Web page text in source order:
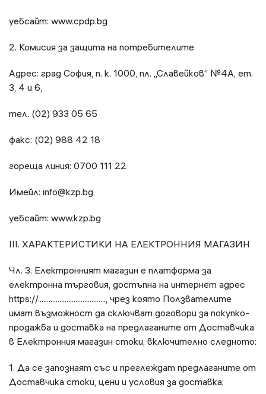
уебсайт: www.cpdp.bg
2. Комисия за защита на потребителите
Адрес: град София, п. к. 1000, пл. „Славейков“ №4А, ет.
3, 4 и 6,
тел. (02) 933 05 65
факс: (02) 988 42 18
гореща линия: 0700 111 22
Имейл: info@kzp.bg
уебсайт: www.kzp.bg
III. ХАРАКТЕРИСТИКИ НА ЕЛЕКТРОННИЯ МАГАЗИН
Чл. 3. Електронният магазин e платформа за
електронна търговия, достъпна на интернет адрес
https://......................................, чрез която Ползвателите
имат възможност да сключват договори за покупко-
продажба и доставка на предлаганите от Доставчика
в Електронния магазин стоки, включително следното:
1. Да се запознаят със и преглеждат предлаганите от
Доставчика стоки, цени и условия за доставка;